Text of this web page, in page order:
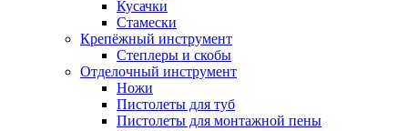
Кусачки
Стамески
Крепёжный инструмент
Степлеры и скобы
Отделочный инструмент
Ножи
Пистолеты для туб
Пистолеты для монтажной пены